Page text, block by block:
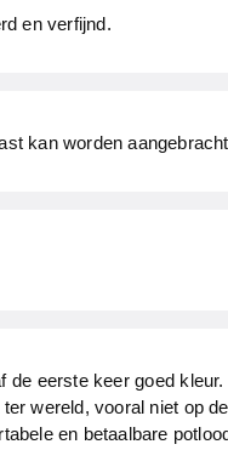
en verfijnd.
kan worden
eerste keer goed
wereld, vooral niet op
en betaalbare